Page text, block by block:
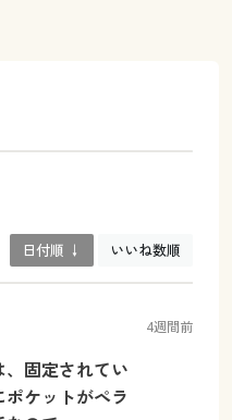
日付順 ↓ いいね数順
4週間前
固定されてい
ケットがペラ